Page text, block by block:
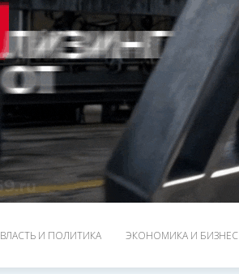
ВЛАСТЬ И ПОЛИТИКА ЭКОНОМИКА И БИЗНЕС